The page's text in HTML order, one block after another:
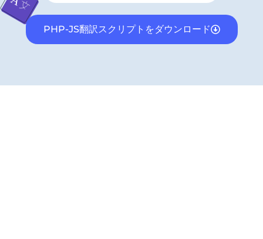
PHP-JS翻訳スクリプトをダウンロード